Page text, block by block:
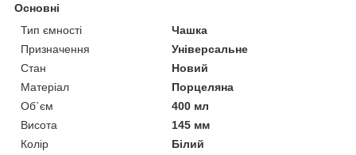
Основні
Тип ємності
Чашка
Призначення
Універсальне
Стан
Новий
Матеріал
Порцеляна
Об`єм
400 мл
Висота
145 мм
Колір
Білий